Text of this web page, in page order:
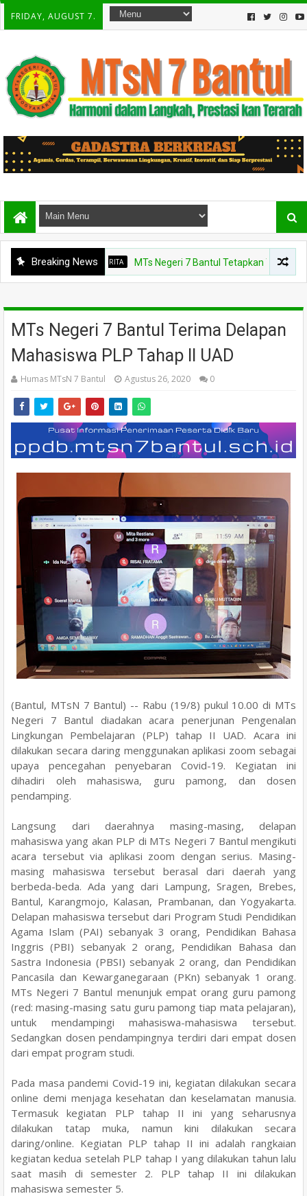
FRIDAY, AUGUST 7.
Breaking News
BERITA MTs Negeri 7 Bantul Tetapkan Tiga Agen
MTs Negeri 7 Bantul Terima Delapan
Mahasiswa PLP Tahap II UAD
Humas MTsN 7 Bantul Agustus 26, 2020 0
(Bantul, MTsN 7 Bantul) -- Rabu (19/8) pukul 10.00 di MTs
Negeri 7 Bantul diadakan acara penerjunan Pengenalan
Lingkungan Pembelajaran (PLP) tahap II UAD. Acara ini
dilakukan secara daring menggunakan aplikasi zoom sebagai
upaya pencegahan penyebaran Covid-19. Kegiatan ini
dihadiri oleh mahasiswa, guru pamong, dan dosen
pendamping.
Langsung dari daerahnya masing-masing, delapan
mahasiswa yang akan PLP di MTs Negeri 7 Bantul mengikuti
acara tersebut via aplikasi zoom dengan serius. Masing-
masing mahasiswa tersebut berasal dari daerah yang
berbeda-beda. Ada yang dari Lampung, Sragen, Brebes,
Bantul, Karangmojo, Kalasan, Prambanan, dan Yogyakarta.
Delapan mahasiswa tersebut dari Program Studi Pendidikan
Agama Islam (PAI) sebanyak 3 orang, Pendidikan Bahasa
Inggris (PBI) sebanyak 2 orang, Pendidikan Bahasa dan
Sastra Indonesia (PBSI) sebanyak 2 orang, dan Pendidikan
Pancasila dan Kewarganegaraan (PKn) sebanyak 1 orang.
MTs Negeri 7 Bantul menunjuk empat orang guru pamong
(red: masing-masing satu guru pamong tiap mata pelajaran),
untuk mendampingi mahasiswa-mahasiswa tersebut.
Sedangkan dosen pendampingnya terdiri dari empat dosen
dari empat program studi.
Pada masa pandemi Covid-19 ini, kegiatan dilakukan secara
online demi menjaga kesehatan dan keselamatan manusia.
Termasuk kegiatan PLP tahap II ini yang seharusnya
dilakukan tatap muka, namun kini dilakukan secara
daring/online. Kegiatan PLP tahap II ini adalah rangkaian
kegiatan kedua setelah PLP tahap I yang dilakukan tahun lalu
saat masih di semester 2. PLP tahap II ini dilakukan
mahasiswa semester 5.